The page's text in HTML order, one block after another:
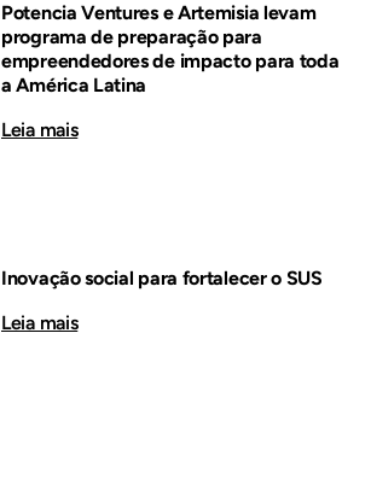
Potencia Ventures e Artemisia levam
programa de preparação para
empreendedores de impacto para toda
a América Latina
Leia mais
Inovação social para fortalecer o SUS
Leia mais